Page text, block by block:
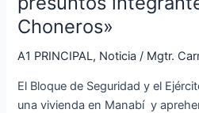
Choneros»
A1 PRINCIPAL, Noticia / Mgtr.
El Bloque de Seguridad y el
una vivienda en Manabí y
presuntos
integrantes
de
Choneros»